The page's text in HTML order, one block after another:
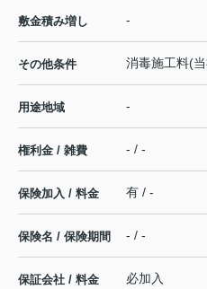
敷金積み増し -
その他条件 消毒施工料(
用途地域 -
権利金 / 雑費 - / -
保険加入 / 料金 有 / -
保険名 / 保険期間 - / -
保証会社 / 料金
必加入